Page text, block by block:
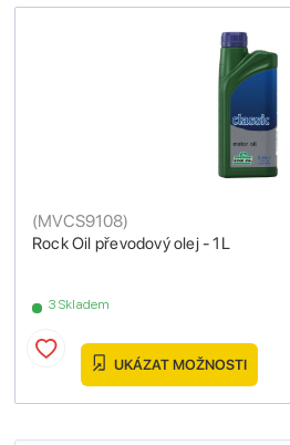
Rock Oil převodový olej - 1L
(MVCS9108)
3 Skladem
UKÁZAT MOŽNOSTI